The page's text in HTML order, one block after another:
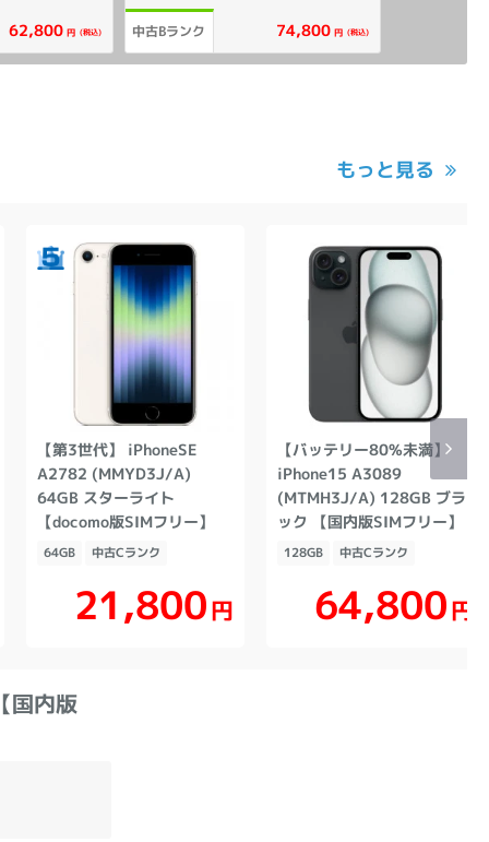
62,800 円 (税込) 中古Bランク 74,800 円 (税込)
もっと見る
【第3世代】 iPhoneSE
A2782 (MMYD3J/A)
64GB スターライト
【docomo版SIMフリー】
64GB 中古Cランク
21,800円
【バッテリー80%未満】
iPhone15 A3089
(MTMH3J/A) 128GB ブラ
ック 【国内版SIMフリー】
128GB 中古Cランク
64,800円
国内版